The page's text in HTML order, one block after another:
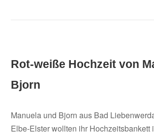
Rot-weiße Hochzeit von
Bjorn
Manuela und Bjorn aus Bad
Elbe-Elster wollten ihr Hochzeitsbankett